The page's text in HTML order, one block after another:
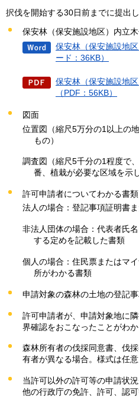
択伐を開始する30日前までに提出し
保安林（保安施設地区）内立
保安林（保安施設地
ード：36KB）
保安林（保安施設地
（PDF：56KB）
図面
位置図（縮尺5万分の1以上の
もの）
調査図（縮尺5千分の1程度で
番、植栽が必要な区域を示
許可申請者についてわかる書類
法人の場合：登記事項証明書
非法人団体の場合：代表者氏
する定めを記載した書類
個人の場合：住民票またはマ
所がわかる書類
申請対象の森林の土地の登記
許可申請者が、申請対象地に
界確認をおこなったことがわ
森林所有者の伐採同意書、伐
有者が異なる場合。様式は任意
当許可以外の許可等の申請状
他の行政庁の免許、許可、認